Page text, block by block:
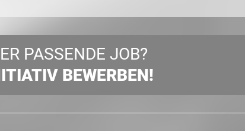
PASSENDE JOB?
BEWERBEN!